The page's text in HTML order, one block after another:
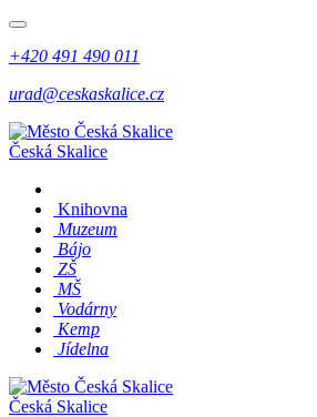
+420 491 490 011
urad@ceskaskalice.cz
Česká Skalice
Knihovna
Muzeum
Bájo
ZŠ
MŠ
Vodárny
Kemp
Jídelna
Česká Skalice